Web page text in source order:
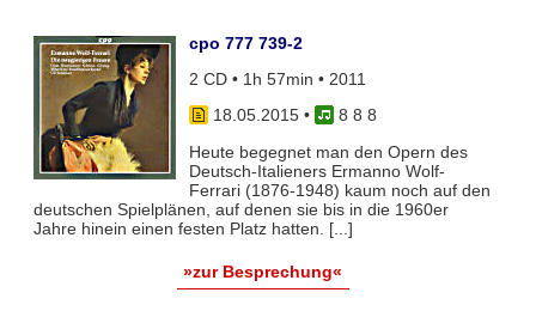
cpo 777 739-2
2 CD • 1h 57min • 2011
18.05.2015•
8 8 8
Heute begegnet man den Opern des
Deutsch-Italieners Ermanno Wolf-
Ferrari (1876-1948) kaum noch auf den
deutschen Spielplänen, auf denen sie bis in die 1960er
Jahre hinein einen festen Platz hatten. [...]
»zur Besprechung«